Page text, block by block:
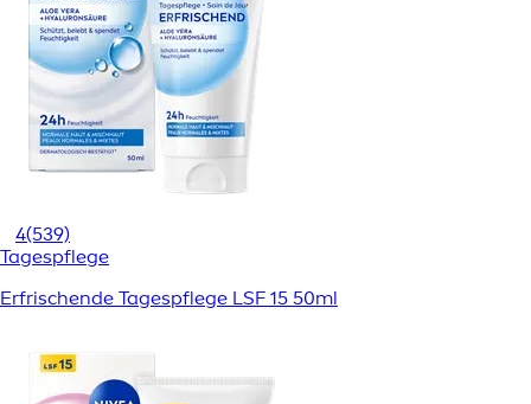
4(539)
Tagespflege
Erfrischende Tagespflege LSF 15 50ml